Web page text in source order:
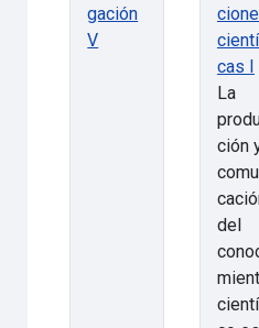
gación
V
cas I
La
ción
del